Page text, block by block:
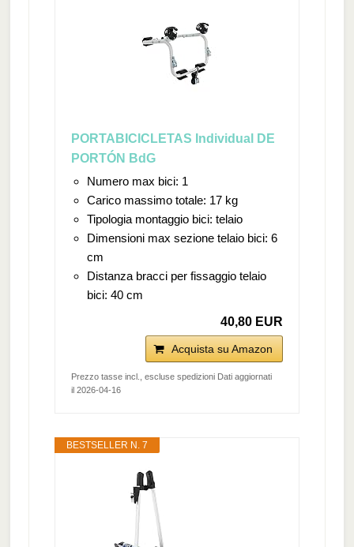
PORTABICICLETAS Individual DE
PORTÓN BdG
Numero max bici: 1
Carico massimo totale: 17 kg
Tipologia montaggio bici: telaio
Dimensioni max sezione telaio bici: 6
cm
Distanza bracci per fissaggio telaio
bici: 40 cm
40,80 EUR
Acquista su Amazon
Prezzo tasse incl., escluse spedizioni Dati aggiornati
il 2026-04-16
BESTSELLER N. 7